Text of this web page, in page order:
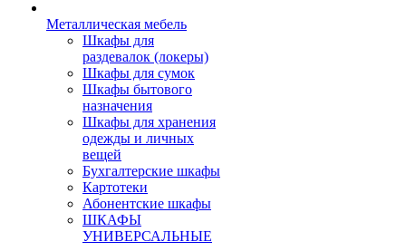
Металлическая мебель
Шкафы для
раздевалок (локеры)
Шкафы для сумок
Шкафы бытового
назначения
Шкафы для хранения
одежды и личных
вещей
Бухгалтерские шкафы
Картотеки
Абонентские шкафы
ШКАФЫ
УНИВЕРСАЛЬНЫЕ